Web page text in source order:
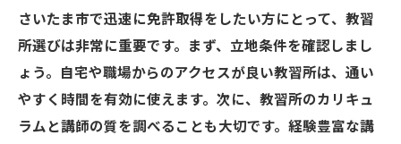
さいたま市で迅速に免許取得をしたい方にとって、教習
所選びは非常に重要です。まず、立地条件を確認しまし
ょう。自宅や職場からのアクセスが良い教習所は、通い
やすく時間を有効に使えます。次に、教習所のカリキュ
ラムと講師の質を調べることも大切です。経験豊富な講